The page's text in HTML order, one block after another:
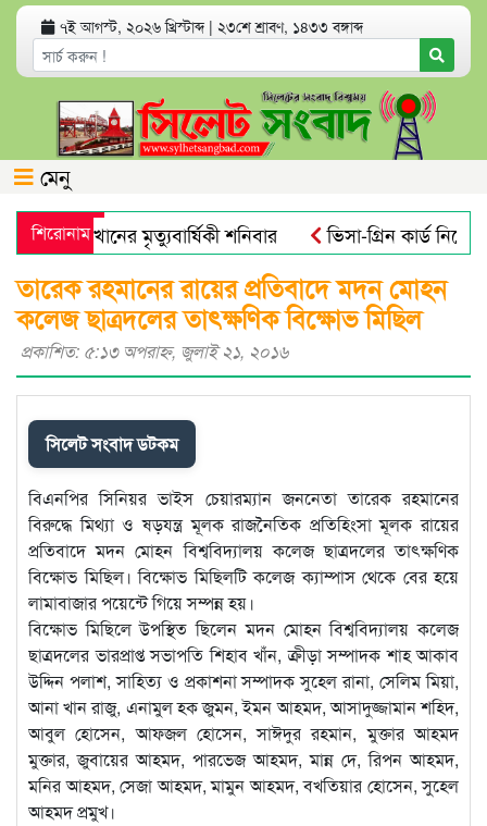
৭ই আগস্ট, ২০২৬ খ্রিস্টাব্দ | ২৩শে শ্রাবণ, ১৪৩৩ বঙ্গাব্দ
মেনু
শিরোনাম
আলী খানের মৃত্যুবার্ষিকী শনিবার
ভিসা-গ্রিন কার্ড নিয়ে
নতুন বাংলাদেশের পথচলা শুরু হবে
তারেক রহমানের রায়ের প্রতিবাদে মদন মোহন
কলেজ ছাত্রদলের তাৎক্ষণিক বিক্ষোভ মিছিল
প্রকাশিত: ৫:১৩ অপরাহ্ণ, জুলাই ২১, ২০১৬
সিলেট সংবাদ ডটকম
বিএনপির সিনিয়র ভাইস চেয়ারম্যান জননেতা তারেক রহমানের
বিরুদ্ধে মিথ্যা ও ষড়যন্ত্র মূলক রাজনৈতিক প্রতিহিংসা মূলক রায়ের
প্রতিবাদে মদন মোহন বিশ্ববিদ্যালয় কলেজ ছাত্রদলের তাৎক্ষণিক
বিক্ষোভ মিছিল। বিক্ষোভ মিছিলটি কলেজ ক্যাম্পাস থেকে বের হয়ে
লামাবাজার পয়েন্টে গিয়ে সম্পন্ন হয়।
বিক্ষোভ মিছিলে উপস্থিত ছিলেন মদন মোহন বিশ্ববিদ্যালয় কলেজ
ছাত্রদলের ভারপ্রাপ্ত সভাপতি শিহাব খাঁন, ক্রীড়া সম্পাদক শাহ আকাব
উদ্দিন পলাশ, সাহিত্য ও প্রকাশনা সম্পাদক সুহেল রানা, সেলিম মিয়া,
আনা খান রাজু, এনামুল হক জুমন, ইমন আহমদ, আসাদুজ্জামান শহিদ,
আবুল হোসেন, আফজল হোসেন, সাঈদুর রহমান, মুক্তার আহমদ
মুক্তার, জুবায়ের আহমদ, পারভেজ আহমদ, মান্ন দে, রিপন আহমদ,
মনির আহমদ, সেজা আহমদ, মামুন আহমদ, বখতিয়ার হোসেন, সুহেল
আহমদ প্রমুখ।